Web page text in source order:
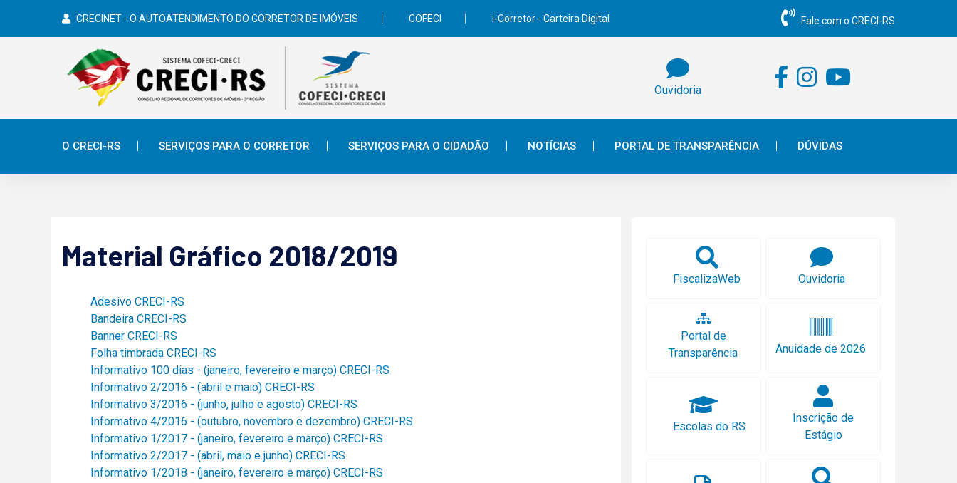
CRECINET - O AUTOATENDIMENTO DO CORRETOR DE IMÓVEIS COFECI i-Corretor - Carteira Digital Fale com o CRECI-RS
Ouvidoria
O CRECI-RS SERVIÇOS PARA O CORRETOR SERVIÇOS PARA O CIDADÃO NOTÍCIAS PORTAL DE TRANSPARÊNCIA DÚVIDAS
Material Gráfico 2018/2019
Adesivo CRECI-RS
Bandeira CRECI-RS
Banner CRECI-RS
Folha timbrada CRECI-RS
Informativo 100 dias - (janeiro, fevereiro e março) CRECI-RS
Informativo 2/2016 - (abril e maio) CRECI-RS
Informativo 3/2016 - (junho, julho e agosto) CRECI-RS
Informativo 4/2016 - (outubro, novembro e dezembro) CRECI-RS
Informativo 1/2017 - (janeiro, fevereiro e março) CRECI-RS
Informativo 2/2017 - (abril, maio e junho) CRECI-RS
Informativo 1/2018 - (janeiro, fevereiro e março) CRECI-RS
FiscalizaWeb Ouvidoria
Portal de
Transparência
Anuidade de 2026
Escolas do RS
Inscrição de
Estágio